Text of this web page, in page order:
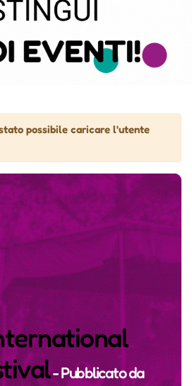
possibile caricare l'utente
- Pubblicato da